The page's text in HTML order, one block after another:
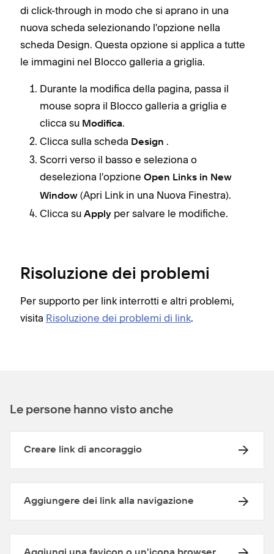
di click-through in modo che si aprano in una
nuova scheda selezionando l'opzione nella
scheda Design. Questa opzione si applica a tutte
le immagini nel Blocco galleria a griglia.
Durante la modifica della pagina, passa il
mouse sopra il Blocco galleria a griglia e
clicca su Modifica.
Clicca sulla scheda Design .
Scorri verso il basso e seleziona o
deseleziona l'opzione Open Links in New
Window (Apri Link in una Nuova Finestra).
Clicca su Apply per salvare le modifiche.
Risoluzione dei problemi
Per supporto per link interrotti e altri problemi,
visita Risoluzione dei problemi di link.
Le persone hanno visto anche
Creare link di ancoraggio
Aggiungere dei link alla navigazione